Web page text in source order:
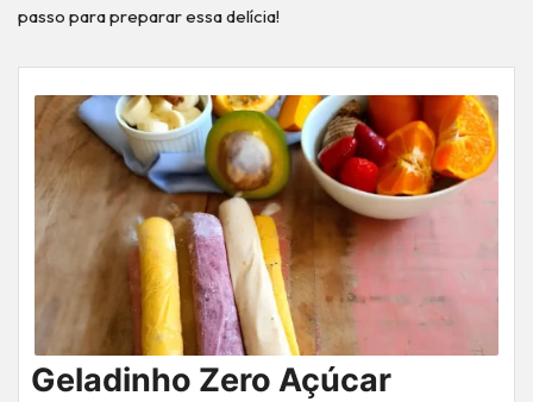
passo para preparar essa delícia!
Geladinho Zero Açúcar